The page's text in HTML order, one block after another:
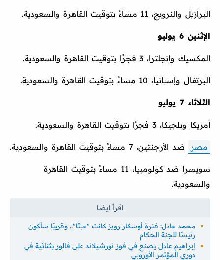
البرازيل والنرويج، 11 مساءً بتوقيت القاهرة والسعودية.
الإثنين 6 يوليو
المكسيك وإنجلترا، 3 فجرًا بتوقيت القاهرة والسعودية.
البرتغال وإسبانيا، 10 مساءً بتوقيت القاهرة والسعودية.
الثلاثاء 7 يوليو
أمريكا وبلجيكا، 3 فجرًا بتوقيت القاهرة والسعودية.
مصر ضد الأرجنتين، 7 مساءً بتوقيت القاهرة والسعودية.
سويسرا ضد كولومبيا، 11 مساءً بتوقيت القاهرة
والسعودية.
محمد عادل: فترة أوسكار رويز كانت "عبثًا".. وقريبًا سأكون
رئيسًا للجنة الحكام
إبراهيم عادل يصنع في فوز نورشيلاند على فالور بثنائية في
دوري المؤتمر الأوروبي